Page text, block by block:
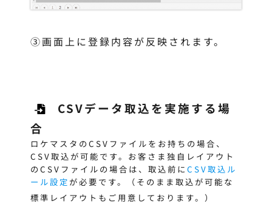
③画面上に登録内容が反映されます。
CSVデータ取込を実施する場
合
ロケマスタのCSVファイルをお持ちの場合、
CSV取込が可能です。お客さま独自レイアウト
のCSVファイルの場合は、取込前に CSV取込ル
ール設定 が必要です。（そのまま取込が可能な
標準レイアウトもご用意しております。）